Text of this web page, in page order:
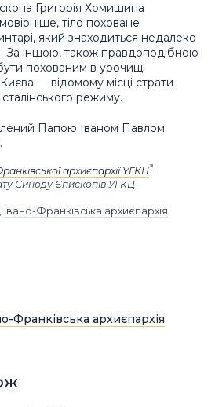
Григорія Хомишина
тіло поховане
який знаходиться недалеко
За іншою, також правдоподібною
похованим в урочищі
— відомому місці страти
режиму.
Папою Іваном Павлом
архиєпархії УГКЦ
Синоду Єпископів УГКЦ
, Івано-Франківська архиєпархія,
Франківська архиєпархія